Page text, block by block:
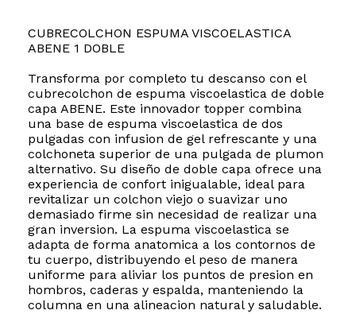
CUBRECOLCHON ESPUMA VISCOELASTICA
ABENE 1 DOBLE
Transforma por completo tu descanso con el
cubrecolchon de espuma viscoelastica de doble
capa ABENE. Este innovador topper combina
una base de espuma viscoelastica de dos
pulgadas con infusion de gel refrescante y una
colchoneta superior de una pulgada de plumon
alternativo. Su diseño de doble capa ofrece una
experiencia de confort inigualable, ideal para
revitalizar un colchon viejo o suavizar uno
demasiado firme sin necesidad de realizar una
gran inversion. La espuma viscoelastica se
adapta de forma anatomica a los contornos de
tu cuerpo, distribuyendo el peso de manera
uniforme para aliviar los puntos de presion en
hombros, caderas y espalda, manteniendo la
columna en una alineacion natural y saludable.